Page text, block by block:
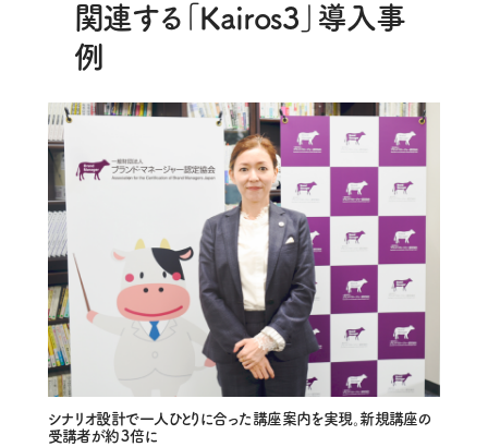
関連する「Kairos3」導入事
例
シナリオ設計で一人ひとりに合った講座案内を実現。新規講座の
受講者が約３倍に